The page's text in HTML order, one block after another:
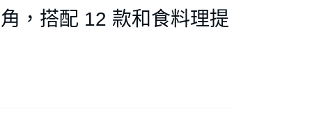
，搭配 12 款和食料理提